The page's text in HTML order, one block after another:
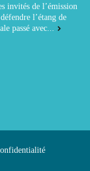
invités de l’émission
l’étang de
passé avec...